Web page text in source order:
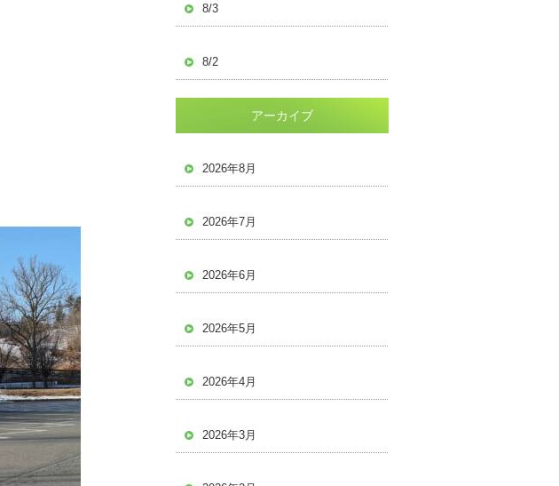
8/3
8/2
アーカイブ
2026年8月
2026年7月
2026年6月
2026年5月
2026年4月
2026年3月